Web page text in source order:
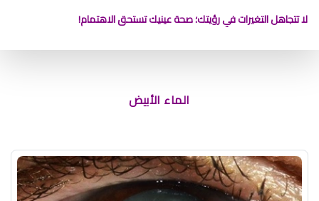
لا تتجاهل التغيرات في رؤيتك؛ صحة عينيك تستحق الاهتمام!
الماء الأبيض